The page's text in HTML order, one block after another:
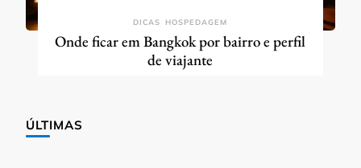
DICAS HOSPEDAGEM
Onde ficar em Bangkok por bairro e perfil
de viajante
ÚLTIMAS